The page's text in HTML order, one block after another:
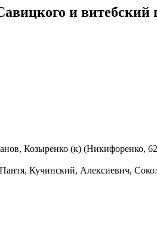
и
Козыренко (к) (Никифоренко,
Кучинский, Алексиевич,